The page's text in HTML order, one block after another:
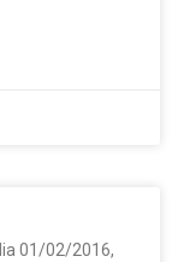
01/02/2016,